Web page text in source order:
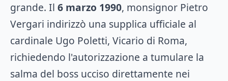
grande. Il 6 marzo 1990, monsignor Pietro
Vergari indirizzò una supplica ufficiale al
cardinale Ugo Poletti, Vicario di Roma,
richiedendo l'autorizzazione a tumulare la
salma del boss ucciso direttamente nei